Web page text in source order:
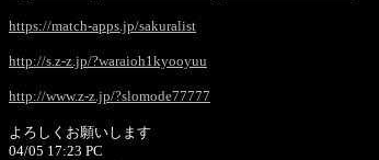
https://match-apps.jp/sakuralist
http://s.z-z.jp/?waraioh1kyooyuu
http://www.z-z.jp/?slomode77777
よろしくお願いします
04/05 17:23 PC